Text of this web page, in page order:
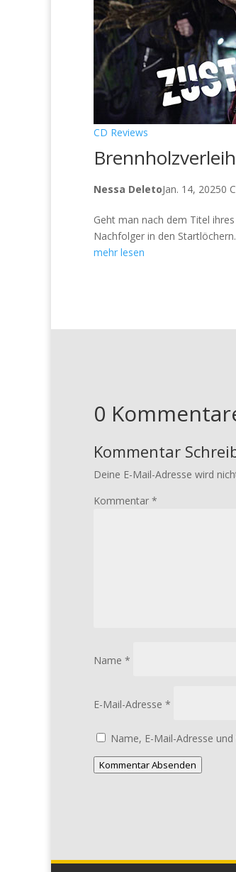
CD Reviews
Nessa DeletoJan. 14, 20250
Geht man nach dem Titel
Nachfolger in den
mehr lesen
0
Kommentar
Deine E-Mail-Adresse wird
Kommentar *
Name *
E-Mail-Adresse *
Name, E-Mail-Adresse
Kommentar Absenden